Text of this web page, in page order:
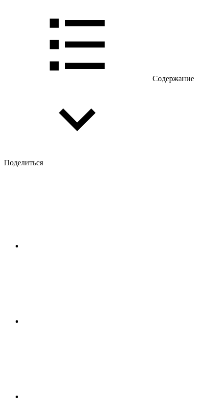
Содержание
Поделиться